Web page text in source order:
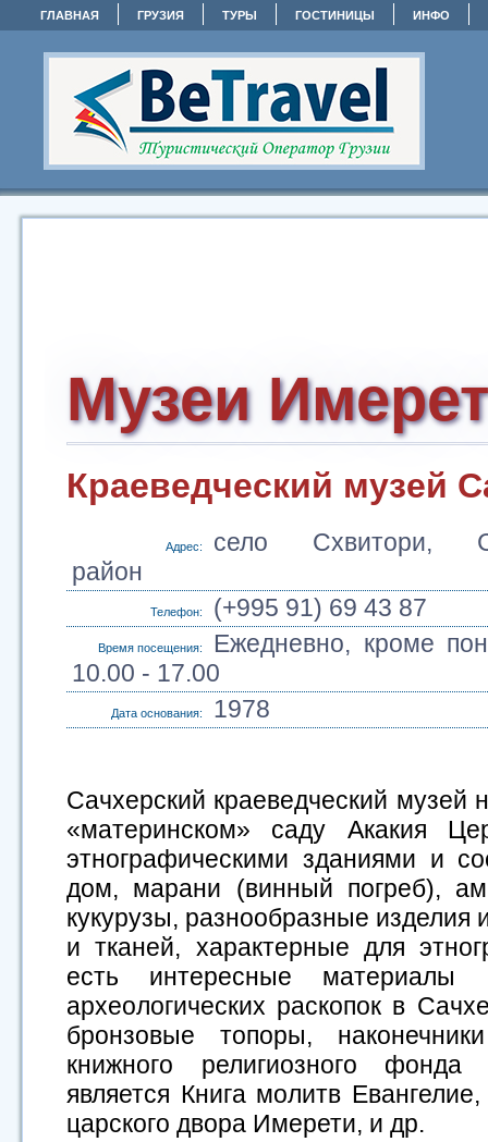
ГЛАВНАЯ ГРУЗИЯ ТУРЫ ГОСТИНИЦЫ ИНФО
Музеи
Краеведческий музей
Адрес:
село Схвитори,
район
Телефон: (+995 91) 69 43 87
Время посещения:
Ежедневно, кроме
10.00 - 17.00
Дата основания: 1978
Сачхерский краеведческий музей
«материнском» саду Акакия
этнографическими зданиями и
дом, марани (винный погреб),
кукурузы, разнообразные изделия
и тканей, характерные для
есть интересные
археологических раскопок в
бронзовые топоры,
книжного религиозного
является Книга молитв
царского двора Имерети, и др.